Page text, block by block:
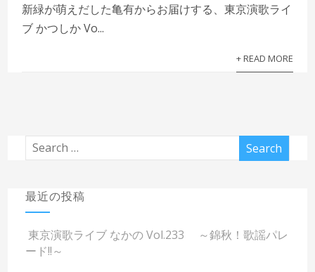
新緑が萌えだした亀有からお届けする、東京演歌ライ
ブ かつしか Vo...
+ READ MORE
最近の投稿
東京演歌ライブ なかの Vol.233 ～錦秋！歌謡パレ
ード!!～